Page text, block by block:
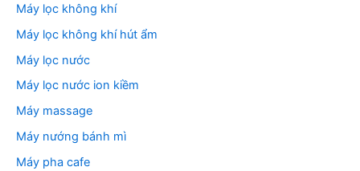
Máy lọc không khí
Máy lọc không khí hút ẩm
Máy lọc nước
Máy lọc nước ion kiềm
Máy massage
Máy nướng bánh mì
Máy pha cafe